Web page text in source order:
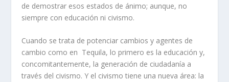
de demostrar esos estados de ánimo; aunque, no
siempre con educación ni civismo.
Cuando se trata de potenciar cambios y agentes de
cambio como en Tequila, lo primero es la educación y,
concomitantemente, la generación de ciudadanía a
través del civismo. Y el civismo tiene una nueva área: la